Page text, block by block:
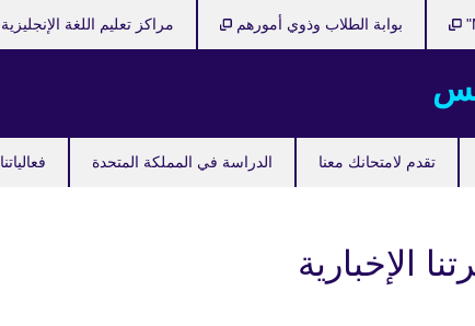
تقدم لامتحانك معنا الدراسة في المملكة المتحدة فعالياتنا
بوابة الطلاب وذوي أمورهم مراكز تعليم اللغة الإنجليزية
الإخبارية